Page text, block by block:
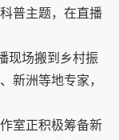
普主题，在直播
现场搬到乡村振
新洲等地专家，
室正积极筹备新